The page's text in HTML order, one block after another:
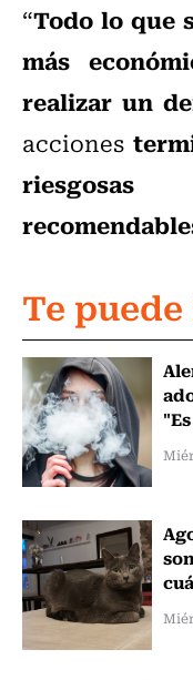
“Todo lo que
más
realizar un
acciones
Te